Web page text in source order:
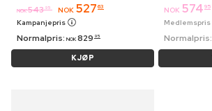
NOK 543 95 NOK 527 63
Kampanjepris
Normalpris: NOK 829 95
KJØP
NOK 574 95
Medlemspris
Normalpris: